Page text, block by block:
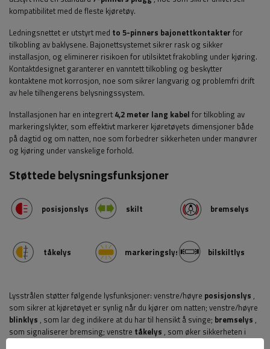
kompatibilitet med de fleste kjøretøy.
Ledningsnettet er utstyrt med to 5-pinners bajonettkontakter for
tilkobling av baklysene. Bajonettsystemet sikrer rask og sikker
installasjon, og eliminerer risikoen for utilsiktet frakobling under kjøring.
Kontaktdesignet garanterer en vanntett tilkobling og beskytter
kontaktene mot korrosjon, noe som sikrer langvarig og problemfri drift
av hele tilhengerens belysningssystem.
Installasjonen har en integrert 4,2 meter lang kabel for tilkobling av
markeringslykter, som effektivt markerer kjøretøyets dimensjoner både
på dagtid og om natten, noe som forbedrer sikkerheten under manøvrer
og kjøring under vanskelige forhold.
Støttede belysningsfunksjoner
posisjonslys skilt bremselys
tåkelys markeringslys bilskiltlys
Lysstrålen støtter følgende lysfunksjoner: venstre/høyre posisjonslys ,
som sikrer at kjøretøyet er synlig når du kjører om natten; venstre/høyre
blinklys , som lar deg indikere at du har til hensikt å svinge; bremselys ,
som signaliserer bremsing; venstre tåkelys , som øker sikkerheten i